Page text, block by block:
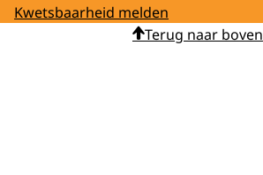
Kwetsbaarheid melden
Terug naar boven